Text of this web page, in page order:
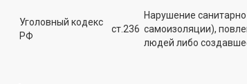
Уголовный кодекс
РФ
ст.236
Нарушение
самоизоляции),
людей либо